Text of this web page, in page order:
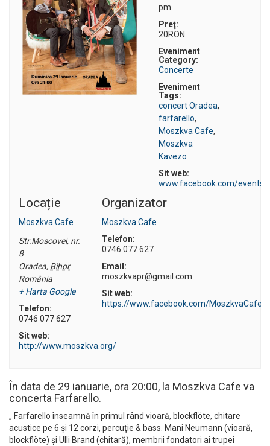
pm
Preţ:
20RON
Eveniment
Category:
Concerte
Eveniment
Tags:
concert Oradea,
farfarello,
Moszkva Cafe,
Moszkva
Kavezo
Sit web:
www.facebook.com/
Locație
Moszkva Cafe
Str.Moscovei, nr.
8
Oradea, Bihor
România
+ Harta Google
Telefon:
0746 077 627
Sit web:
http://www.moszkva.org/
Organizator
Moszkva Cafe
Telefon:
0746 077 627
Email:
moszkvapr@gmail.com
Sit web:
https://www.facebook.com/MoszkvaCafe/
În data de 29 ianuarie, ora 20:00, la Moszkva Cafe va
concerta Farfarello.
„ Farfarello înseamnă în primul rând vioară, blockflöte, chitare
acustice pe 6 şi 12 corzi, percuţie & bass. Mani Neumann (vioară,
blockflöte) şi Ulli Brand (chitară), membrii fondatori ai trupei